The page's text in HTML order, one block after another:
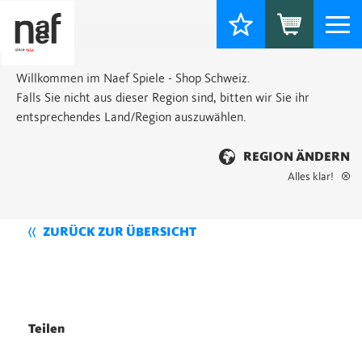
Willkommen im Naef Spiele - Shop Schweiz.
Falls Sie nicht aus dieser Region sind, bitten wir Sie ihr
entsprechendes Land/Region auszuwählen.
REGION ÄNDERN
Alles klar!
ZURÜCK ZUR ÜBERSICHT
Teilen